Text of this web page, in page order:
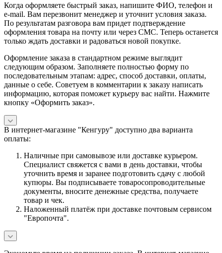
Когда оформляете быстрый заказ, напишите ФИО, телефон и
e-mail. Вам перезвонит менеджер и уточнит условия заказа.
По результатам разговора вам придет подтверждение
оформления товара на почту или через СМС. Теперь останется
только ждать доставки и радоваться новой покупке.
Оформление заказа в стандартном режиме выглядит
следующим образом. Заполняете полностью форму по
последовательным этапам: адрес, способ доставки, оплаты,
данные о себе. Советуем в комментарии к заказу написать
информацию, которая поможет курьеру вас найти. Нажмите
кнопку «Оформить заказ».
В интернет-магазине "Кенгуру" доступно два варианта
оплаты:
Наличные при самовывозе или доставке курьером.
Специалист свяжется с вами в день доставки, чтобы
уточнить время и заранее подготовить сдачу с любой
купюры. Вы подписываете товаросопроводительные
документы, вносите денежные средства, получаете
товар и чек.
Наложенный платёж при доставке почтовым сервисом
"Европочта".